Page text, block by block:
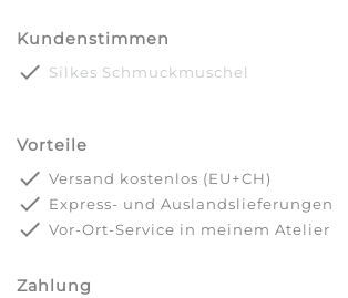
Kundenstimmen
done Silkes Schmuckmuschel
Vorteile
done Versand kostenlos (EU+CH)
done Express- und Auslandslieferungen
done Vor-Ort-Service in meinem Atelier
Zahlung